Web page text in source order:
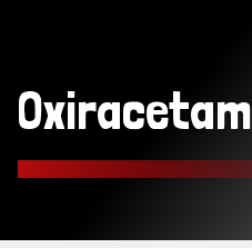
Oxiracetam